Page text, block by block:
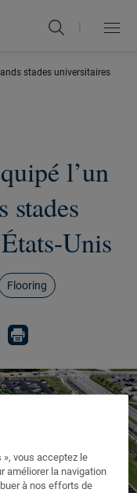
Menu
Fermer
stades universitaires
l’un
stades
Unis
Flooring
vous acceptez le
améliorer la navigation
à nos efforts de